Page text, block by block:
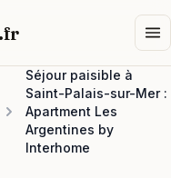
Séjour paisible à
Saint-Palais-sur-Mer :
Apartment Les
Argentines by
Interhome